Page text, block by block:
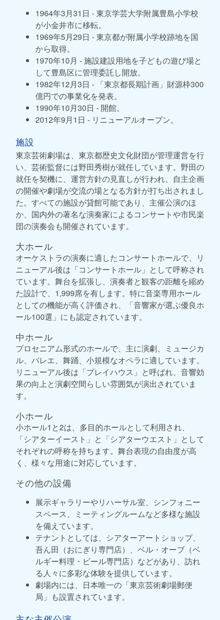
1964年3月31日 - 東京学芸大学附属豊島小学校
が小金井市に移転。
1969年5月29日 - 東京都が附属小学校跡地を国
から取得。
1970年10月 - 施設建設用地を子どもの遊び場と
して豊島区に管理委託し開放。
1982年12月3日 - 「東京都長期計画」財源枠300
億円での事業化を発表。
1990年10月30日 - 開館。
2012年9月1日 - リニューアルオープン。
施設
東京芸術劇場は、東京都歴史文化財団が管理運営を行
い、芸術監督には野田秀樹が就任しています。野田の
就任を契機に、運営方針の見直しが行われ、自主企画
の開催や劇場が交流の場となる方針が打ち出されまし
た。すべての施設が貸館可能であり、主催公演のほ
か、国内外の著名な演奏家によるコンサートや市民楽
団の演奏会も開催されています。
大ホール
オーケストラの演奏に適したコンサートホールで、リ
ニューアル後は「コンサートホール」として呼称され
ています。舞台を拡張し、演奏者と観客の距離を縮め
た設計で、1,999席を有します。特に音楽専用ホール
としての機能が高く評価され、「音響家が選ぶ優良ホ
ール100選」にも認定されています。
中ホール
プロセニアム形式のホールで、主に演劇、ミュージカ
ル、バレエ、舞踊、小規模なオペラに適しています。
リニューアル後は「プレイハウス」と呼ばれ、音響効
果の向上と演劇空間らしい雰囲気が演出されていま
す。
小ホール
小ホール1と2は、多目的ホールとして利用され、
「シアターイースト」と「シアターウエスト」として
それぞれの呼称を持ちます。舞台表現の自由度が高
く、様々な用途に対応しています。
その他の設備
展示ギャラリーやリハーサル室、シンフォニー
スペース、ミーティングルームなど多様な施設
を備えています。
テナントとしては、シアターアートショップ、
吾ん田（おにぎり専門店）、ベル・オーブ（ベ
ルギー料理・ビール専門店）などがあり、訪れ
る人々に多彩な体験を提供しています。
劇場内には、日本唯一の「東京芸術劇場郵便
局」も設置されています。